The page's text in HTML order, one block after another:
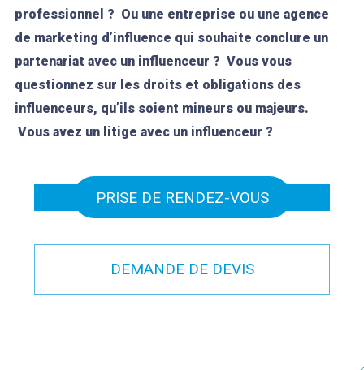
professionnel ? Ou une entreprise ou une agence
de marketing d’influence qui souhaite conclure un
partenariat avec un influenceur ? Vous vous
questionnez sur les droits et obligations des
influenceurs, qu’ils soient mineurs ou majeurs.
Vous avez un litige avec un influenceur ?
PRISE DE RENDEZ-VOUS
DEMANDE DE DEVIS